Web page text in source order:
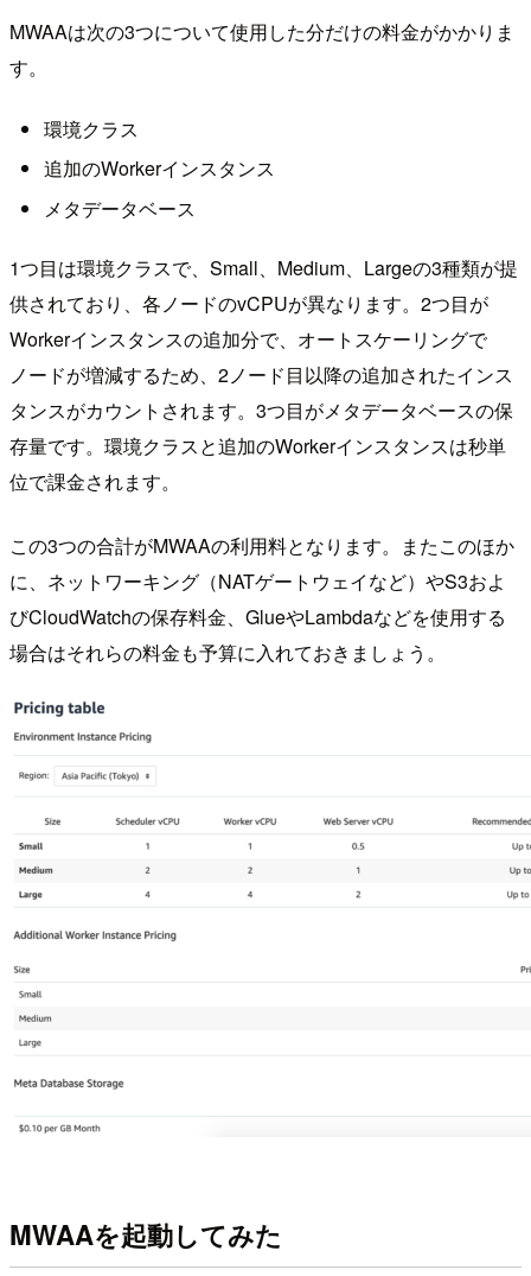
MWAAは次の3つについて使用した分だけの料金がかかりま
す。
環境クラス
追加のWorkerインスタンス
メタデータベース
1つ目は環境クラスで、Small、Medium、Largeの3種類が提
供されており、各ノードのvCPUが異なります。2つ目が
Workerインスタンスの追加分で、オートスケーリングで
ノードが増減するため、2ノード目以降の追加されたインス
タンスがカウントされます。3つ目がメタデータベースの保
存量です。環境クラスと追加のWorkerインスタンスは秒単
位で課金されます。
この3つの合計がMWAAの利用料となります。またこのほか
に、ネットワーキング（NATゲートウェイなど）やS3およ
びCloudWatchの保存料金、GlueやLambdaなどを使用する
場合はそれらの料金も予算に入れておきましょう。
MWAAを起動してみた